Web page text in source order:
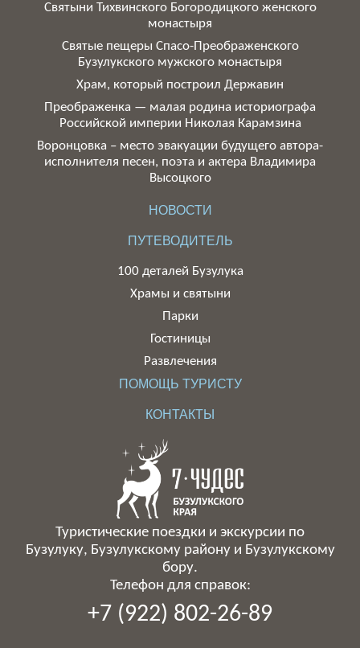
Святыни Тихвинского Богородицкого женского
монастыря
Святые пещеры Спасо-Преображенского
Бузулукского мужского монастыря
Храм, который построил Державин
Преображенка — малая родина историографа
Российской империи Николая Карамзина
Воронцовка – место эвакуации будущего автора-
исполнителя песен, поэта и актера Владимира
Высоцкого
НОВОСТИ
ПУТЕВОДИТЕЛЬ
100 деталей Бузулука
Храмы и святыни
Парки
Гостиницы
Развлечения
ПОМОЩЬ ТУРИСТУ
КОНТАКТЫ
Туристические поездки и экскурсии по
Бузулуку, Бузулукскому району и Бузулукскому
бору.
Телефон для справок:
+7 (922) 802-26-89